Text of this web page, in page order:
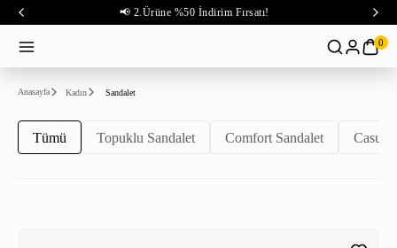
📢 2.Ürüne %50 İndirim Fırsatı!
0
Anasayfa Kadın Sandalet
Tümü Topuklu Sandalet Comfort Sandalet Casual